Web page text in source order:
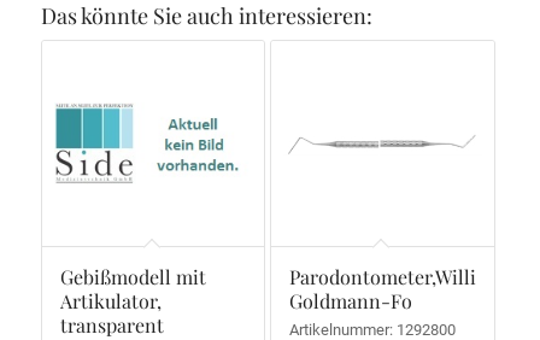
Das könnte Sie auch interessieren:
Gebißmodell mit
Artikulator,
transparent
Parodontometer,Williams-
Goldmann-Fo
Artikelnummer: 1292800